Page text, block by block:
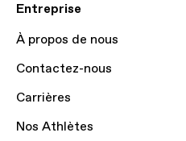
Entreprise
À propos de nous
Contactez-nous
Carrières
Nos Athlètes